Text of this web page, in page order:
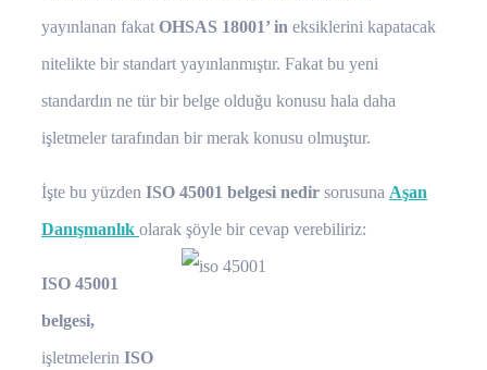
yayınlanan fakat OHSAS 18001’ in eksiklerini kapatacak
nitelikte bir standart yayınlanmıştır. Fakat bu yeni
standardın ne tür bir belge olduğu konusu hala daha
işletmeler tarafından bir merak konusu olmuştur.
İşte bu yüzden ISO 45001 belgesi nedir sorusuna Aşan
Danışmanlık olarak şöyle bir cevap verebiliriz:
ISO 45001
belgesi,
işletmelerin ISO